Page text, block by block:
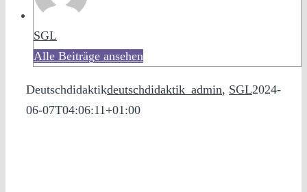
SGL
Alle Beiträge ansehen
Deutschdidaktikdeutschdidaktik_admin, SGL2024-
06-07T04:06:11+01:00